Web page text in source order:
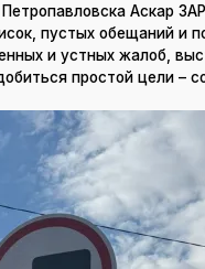
Аскар
пустых обещаний и
и устных жалоб,
простой цели –